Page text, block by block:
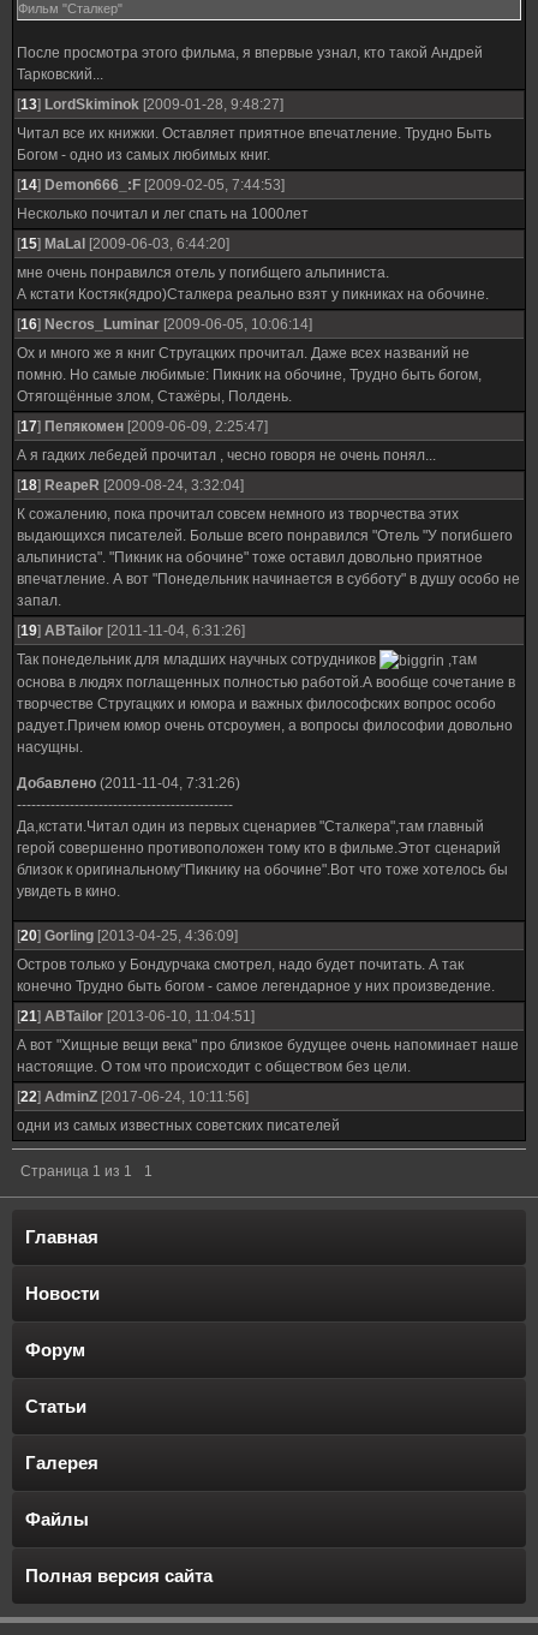
Фильм "Сталкер"
После просмотра этого фильма, я впервые узнал, кто такой Андрей
Тарковский...
[13] LordSkiminok [2009-01-28, 9:48:27]
Читал все их книжки. Оставляет приятное впечатление. Трудно Быть
Богом - одно из самых любимых книг.
[14] Demon666_:F [2009-02-05, 7:44:53]
Несколько почитал и лег спать на 1000лет
[15] MaLal [2009-06-03, 6:44:20]
мне очень понравился отель у погибщего альпиниста.
А кстати Костяк(ядро)Сталкера реально взят у пикниках на обочине.
[16] Necros_Luminar [2009-06-05, 10:06:14]
Ох и много же я книг Стругацких прочитал. Даже всех названий не
помню. Но самые любимые: Пикник на обочине, Трудно быть богом,
Отягощённые злом, Стажёры, Полдень.
[17] Пепякомен [2009-06-09, 2:25:47]
А я гадких лебедей прочитал , чесно говоря не очень понял...
[18] ReapeR [2009-08-24, 3:32:04]
К сожалению, пока прочитал совсем немного из творчества этих
выдающихся писателей. Больше всего понравился "Отель "У погибшего
альпиниста". "Пикник на обочине" тоже оставил довольно приятное
впечатление. А вот "Понедельник начинается в субботу" в душу особо не
запал.
[19] ABTailor [2011-11-04, 6:31:26]
Так понедельник для младших научных сотрудников
,там
основа в людях поглащенных полностью работой.А вообще сочетание в
творчестве Стругацких и юмора и важных философских вопрос особо
радует.Причем юмор очень отсроумен, а вопросы философии довольно
насущны.
Добавлено (2011-11-04, 7:31:26)
---------------------------------------------
Да,кстати.Читал один из первых сценариев "Сталкера",там главный
герой совершенно противоположен тому кто в фильме.Этот сценарий
близок к оригинальному"Пикнику на обочине".Вот что тоже хотелось бы
увидеть в кино.
[20] Gorling [2013-04-25, 4:36:09]
Остров только у Бондурчака смотрел, надо будет почитать. А так
конечно Трудно быть богом - самое легендарное у них произведение.
[21] ABTailor [2013-06-10, 11:04:51]
А вот "Хищные вещи века" про близкое будущее очень напоминает наше
настоящие. О том что происходит с обществом без цели.
[22] AdminZ [2017-06-24, 10:11:56]
одни из самых известных советских писателей
Страница 1 из 1 1
Главная
Новости
Форум
Статьи
Галерея
Файлы
Полная версия сайта